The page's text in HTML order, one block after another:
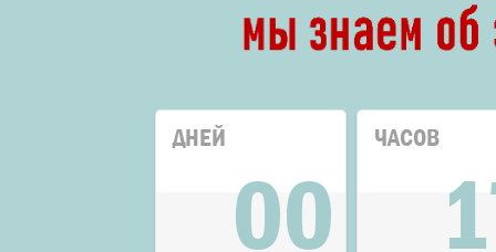
ДНЕЙ
00
ЧАСОВ